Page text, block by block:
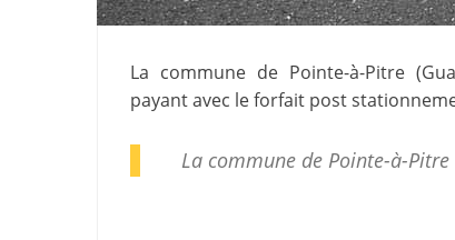
La commune de Pointe-à-Pitre(
payant avec le forfait post
La commune de Pointe-à-